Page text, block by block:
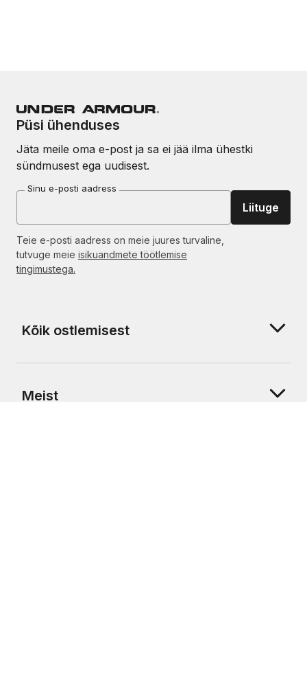
Püsi ühenduses
Jäta meile oma e-post ja sa ei jää ilma ühestki
sündmusest ega uudisest.
Sinu e-posti aadress
Liituge
Teie e-posti aadress on meie juures turvaline,
tutvuge meie isikuandmete töötlemise
tingimustega.
Kõik ostlemisest
Meist